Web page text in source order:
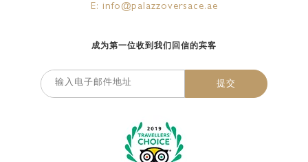
E: info@palazzoversace.ae
成为第一位收到我们回信的宾客
提交